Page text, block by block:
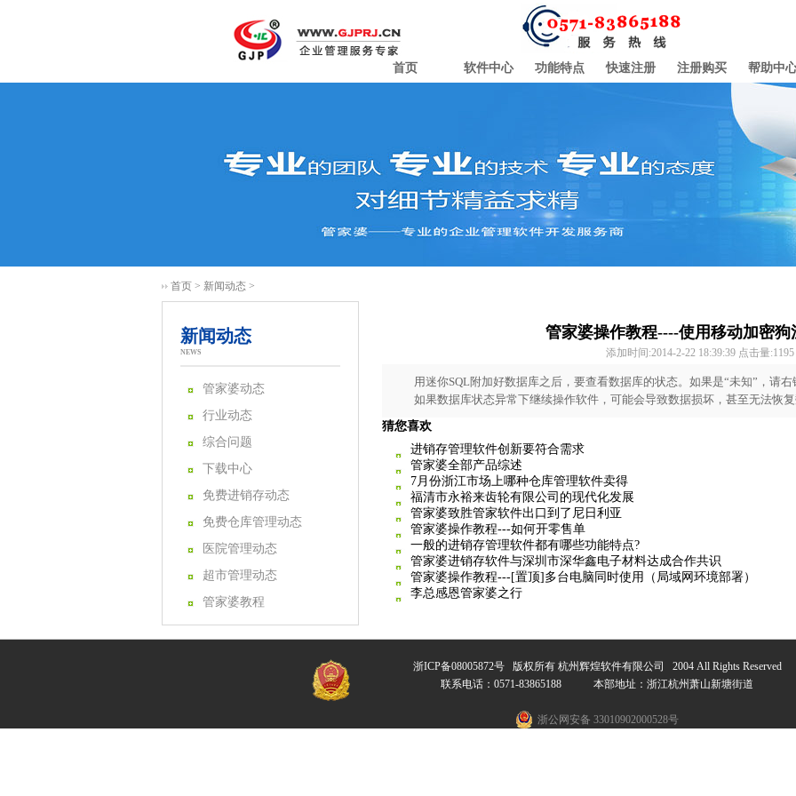
首页 软件中心 功能特点 快速注册 注册购买 帮助中
首页 > 新闻动态 >
新闻动态
NEWS
管家婆动态
行业动态
综合问题
下载中心
免费进销存动态
免费仓库管理动态
医院管理动态
超市管理动态
管家婆教程
管家婆操作教程----使用移动加密狗
添加时间:2014-2-22 18:39:39 点击量:1195
用迷你SQL附加好数据库之后，要查看数据库的状态。如果是“未知”，请右
如果数据库状态异常下继续操作软件，可能会导致数据损坏，甚至无法恢
猜您喜欢
进销存管理软件创新要符合需求
管家婆全部产品综述
7月份浙江市场上哪种仓库管理软件卖得
福清市永裕来齿轮有限公司的现代化发展
管家婆致胜管家软件出口到了尼日利亚
管家婆操作教程---如何开零售单
一般的进销存管理软件都有哪些功能特点?
管家婆进销存软件与深圳市深华鑫电子材料达成合作共识
管家婆操作教程---[置顶]多台电脑同时使用（局域网环境部署）
李总感恩管家婆之行
浙ICP备08005872号版权所有 杭州辉煌软件有限公司 2004 All Rights Reserved
联系电话：0571-83865188 本部地址：浙江杭州萧山新塘街道
浙公网安备 33010902000528号